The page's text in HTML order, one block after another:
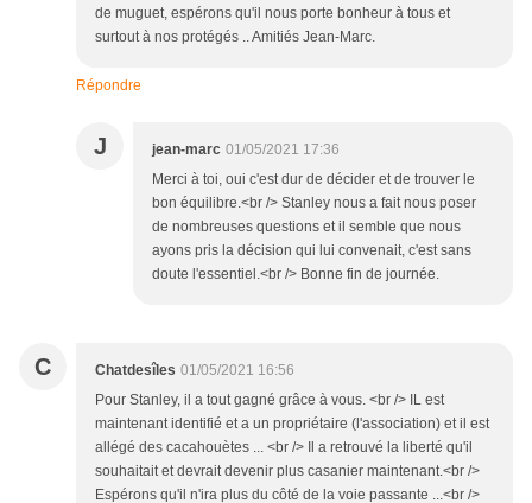
de muguet, espérons qu'il nous porte bonheur à tous et
surtout à nos protégés .. Amitiés Jean-Marc.
Répondre
J jean-marc 01/05/2021 17:36
Merci à toi, oui c'est dur de décider et de trouver le
bon équilibre.<br /> Stanley nous a fait nous poser
de nombreuses questions et il semble que nous
ayons pris la décision qui lui convenait, c'est sans
doute l'essentiel.<br /> Bonne fin de journée.
C Chatdesîles 01/05/2021 16:56
Pour Stanley, il a tout gagné grâce à vous. <br /> IL est
maintenant identifié et a un propriétaire (l'association) et il est
allégé des cacahouètes ... <br /> Il a retrouvé la liberté qu'il
souhaitait et devrait devenir plus casanier maintenant.<br />
Espérons qu'il n'ira plus du côté de la voie passante ...<br />